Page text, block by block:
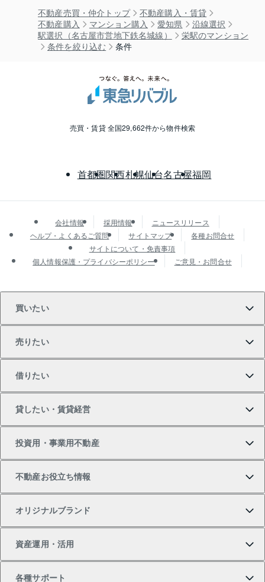
不動産売買・仲介トップ
不動産購入・賃貸
不動産購入
マンション購入 愛知県
沿線選択
駅選択（名古屋市営地下鉄名城線）
栄駅のマンション
条件を絞り込む
条件
売買・賃貸 全国29,662件から物件検索
首都圏関西札幌仙台名古屋福岡
会社情報 採用情報
ニュースリリース
ヘルプ・よくあるご質問
サイトマップ
各種お問合せ
サイトについて・免責事項
個人情報保護・プライバシーポリシー
ご意見・お問合せ
買いたい
新築・分譲マンションの購入
中古マンションの購入
売りたい
マンションの売却・査定
一戸建ての売却・査定
借りたい
借りたいTOP
物件を借りる
貸したい・賃貸経営
貸したいTOP
投資用・事業用不動産
不動産お役立ち情報
オリジナルブランド
資産運用・活用
各種サポート